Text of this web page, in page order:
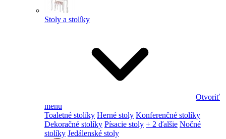
Stoly a stolíky
Otvoriť
menu
Toaletné stolíky Herné stoly Konferenčné stolíky
Dekoračné stolíky Písacie stoly + 2 ďalšie Nočné
stolíky Jedálenské stoly